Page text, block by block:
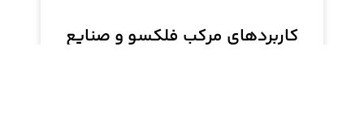
کاربردهای مرکب فلکسو و صنایع